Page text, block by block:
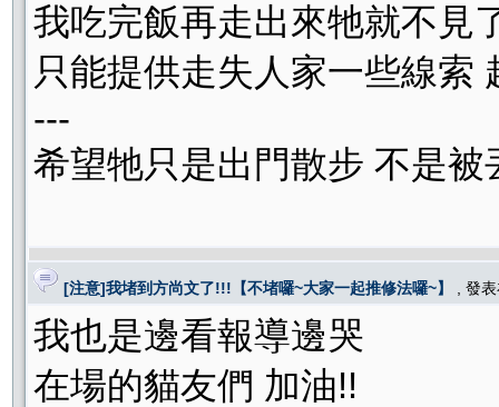
我吃完飯再走出來牠就不見
只能提供走失人家一些線索
---
希望牠只是出門散步 不是
[注意]我堵到方尚文了!!!【不堵囉~大家一起推修法囉~】 , 發
我也是邊看報導邊哭
在場的貓友們 加油!!